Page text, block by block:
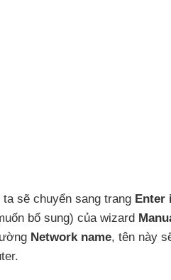
ta sẽ chuyển sang trang Enter
bổ sung) của wizard
Network name, tên này